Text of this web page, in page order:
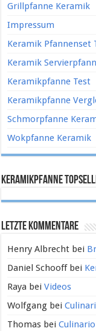
Grillpfanne Keramik
Impressum
Keramik Pfannenset
Keramik
Keramikpfanne Test
Keramikpfanne
Schmorpfanne
Wokpfanne Keramik
Keramikpfanne
Letzte Kommentare
Henry Albrecht bei
Daniel Schooffbei
Raya beiVideos
Wolfgang bei
Thomas bei